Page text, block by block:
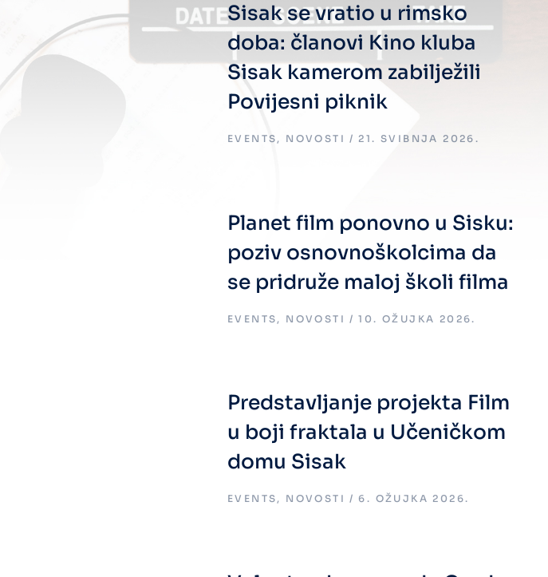
Sisak se vratio u rimsko
doba: članovi Kino kluba
Sisak kamerom zabilježili
Povijesni piknik
EVENTS , NOVOSTI 21. SVIBNJA 2026.
Planet film ponovno u Sisku:
poziv osnovnoškolcima da
se pridruže maloj školi filma
EVENTS , NOVOSTI 10. OŽUJKA 2026.
Predstavljanje projekta Film
u boji fraktala u Učeničkom
domu Sisak
EVENTS , NOVOSTI 6. OŽUJKA 2026.